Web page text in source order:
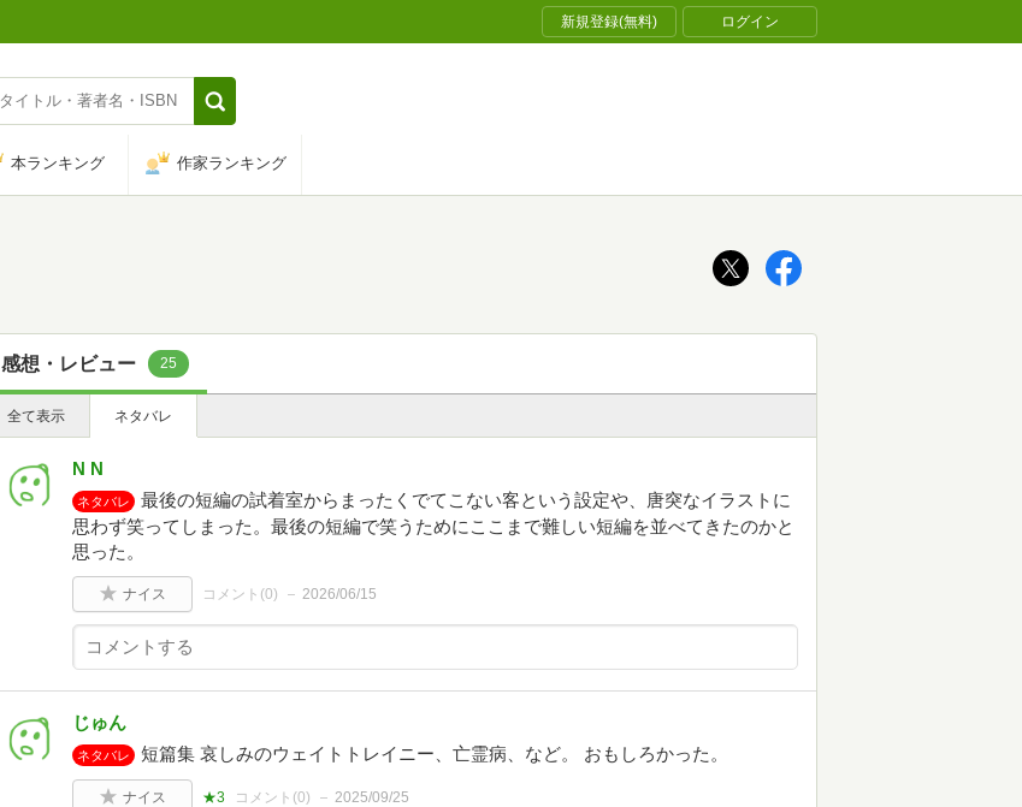
新規登録(無料) ログイン
本ランキング 作家ランキング
感想・レビュー 25
全て表示 ネタバレ
N N
ネタバレ
最後の短編の試着室からまったくでてこない客という設定や、唐突なイラストに
思わず笑ってしまった。最後の短編で笑うためにここまで難しい短編を並べてきたのかと
思った。
ナイス コメント(0) 2026/06/15
じゅん
ネタバレ 短篇集 哀しみのウェイトトレイニー、亡霊病、など。 おもしろかった。
ナイス ★3 コメント(0) 2025/09/25